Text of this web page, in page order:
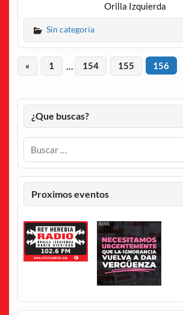
Orilla Izquierda
Sin categoría
« 1 154 155 156
¿Que buscas?
Proximos eventos